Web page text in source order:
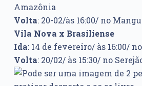
Amazônia
Volta: 20-02/às 16:00/ no
Vila Nova x Brasiliense
Ida: 14 de fevereiro/ às 16:00/
Volta: 20/02/ às 15:30/ no